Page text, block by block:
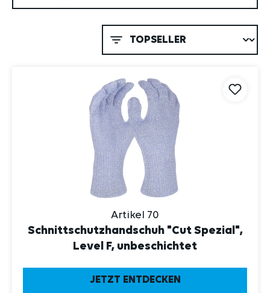
Artikel 70
Schnittschutzhandschuh "Cut Spezial",
Level F, unbeschichtet
JETZT ENTDECKEN